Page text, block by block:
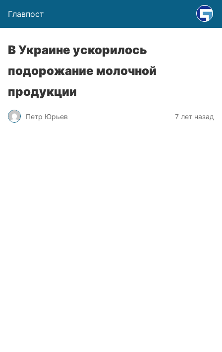
Главпост
В Украине ускорилось
подорожание молочной
продукции
Петр Юрьев 7 лет назад